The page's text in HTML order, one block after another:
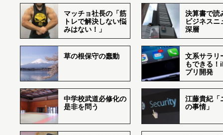
マッチョ社長の「筋
トレで解決しない悩
みはない！」
決算書で読
ビジネスニ
深層
草の根保守の蠢動
文系サラリ
もできる
プリ開発
中学校武道必修化の
是非を問う
江藤貴紀「
の事情」